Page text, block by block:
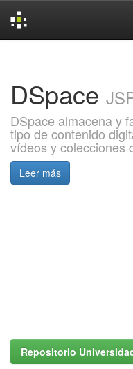
DSpace
DSpace almacena y
tipo de contenido
vídeos y colecciones
Leer más
Repositorio